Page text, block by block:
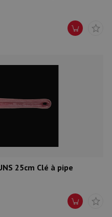
25cm Clé à pipe